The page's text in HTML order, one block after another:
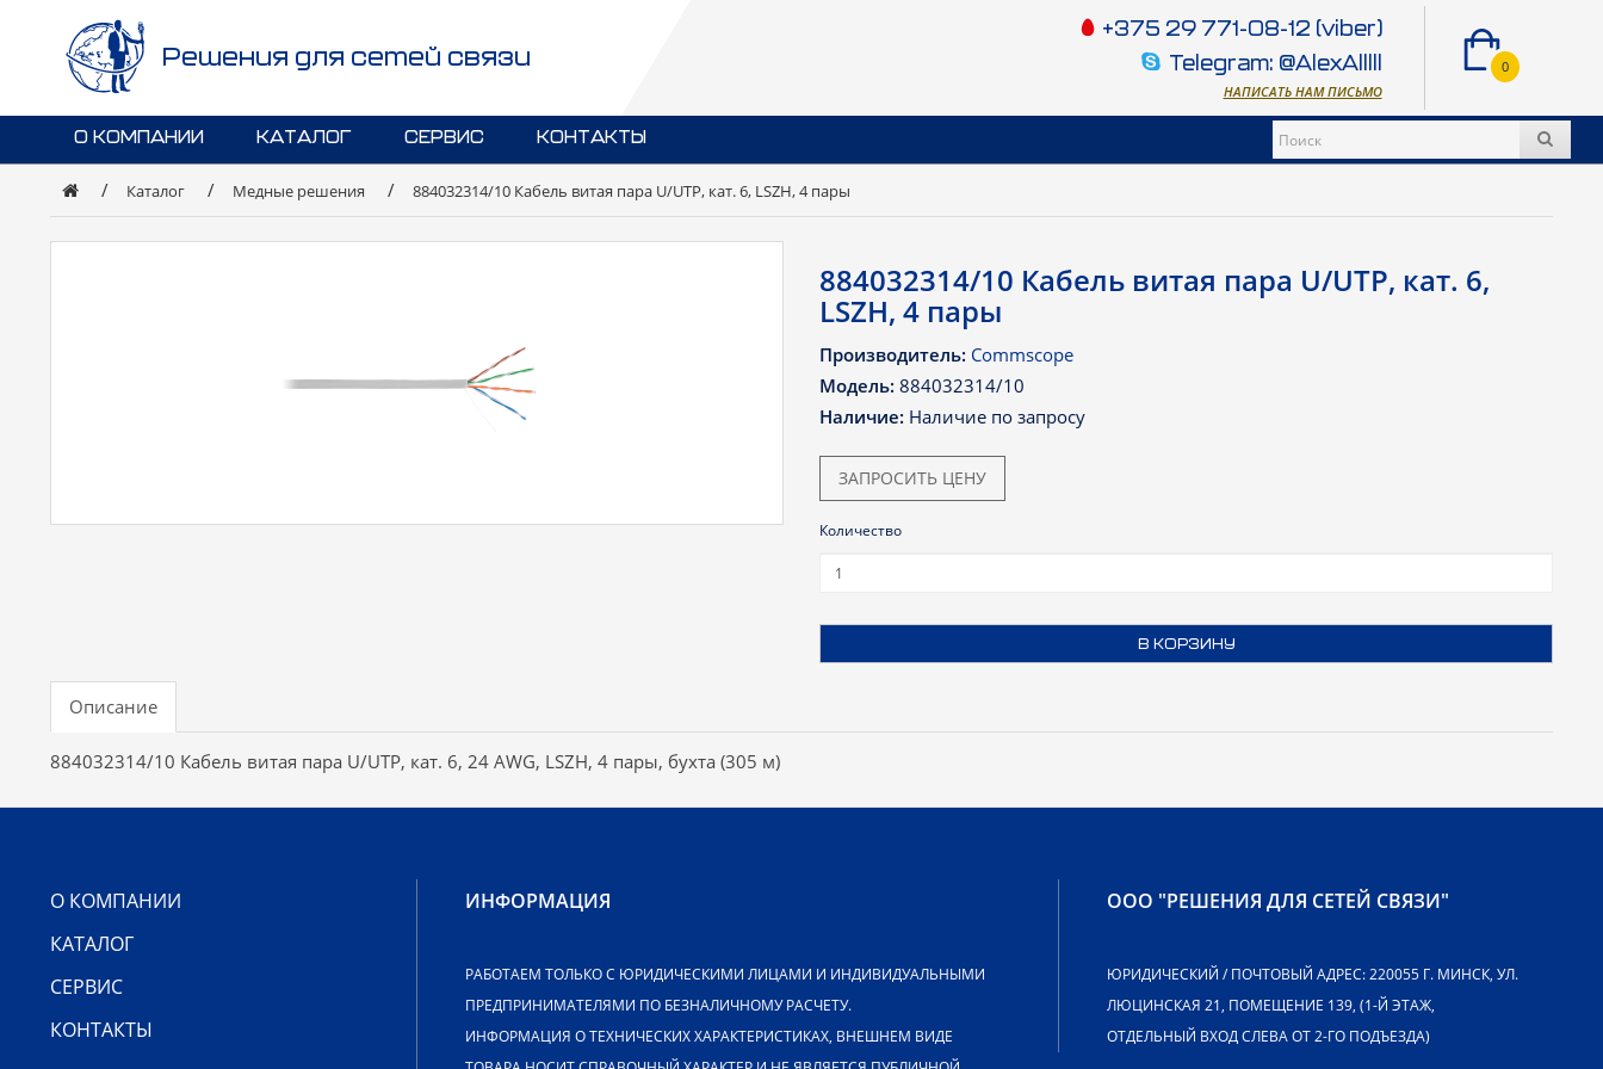
Решения для сетей связи
+375 29 771-08-12 (viber)
Telegram: @AlexAlllll
НАПИСАТЬ НАМ ПИСЬМО
0
О КОМПАНИИ КАТАЛОГ СЕРВИС КОНТАКТЫ
Каталог Медные решения 884032314/10 Кабель витая пара U/UTP, кат. 6, LSZH, 4 пары
884032314/10 Кабель витая пара U/UTP, кат. 6,
LSZH, 4 пары
Производитель: Commscope
Модель: 884032314/10
Наличие: Наличие по запросу
ЗАПРОСИТЬ ЦЕНУ
Количество
В КОРЗИНУ
Описание
884032314/10 Кабель витая пара U/UTP, кат. 6, 24 AWG, LSZH, 4 пары, бухта (305 м)
О КОМПАНИИ
КАТАЛОГ
СЕРВИС
КОНТАКТЫ
ИНФОРМАЦИЯ
РАБОТАЕМ ТОЛЬКО С ЮРИДИЧЕСКИМИ ЛИЦАМИ И ИНДИВИДУАЛЬНЫМИ
ПРЕДПРИНИМАТЕЛЯМИ ПО БЕЗНАЛИЧНОМУ РАСЧЕТУ.
ИНФОРМАЦИЯ О ТЕХНИЧЕСКИХ ХАРАКТЕРИСТИКАХ, ВНЕШНЕМ ВИДЕ
ООО "РЕШЕНИЯ ДЛЯ СЕТЕЙ СВЯЗИ"
ЮРИДИЧЕСКИЙ / ПОЧТОВЫЙ АДРЕС: 220055 Г. МИНСК, УЛ.
ЛЮЦИНСКАЯ 21, ПОМЕЩЕНИЕ 139, (1-Й ЭТАЖ,
ОТДЕЛЬНЫЙ ВХОД СЛЕВА ОТ 2-ГО ПОДЪЕЗДА)